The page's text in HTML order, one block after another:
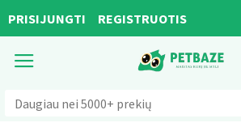
PRISIJUNGTI REGISTRUOTIS